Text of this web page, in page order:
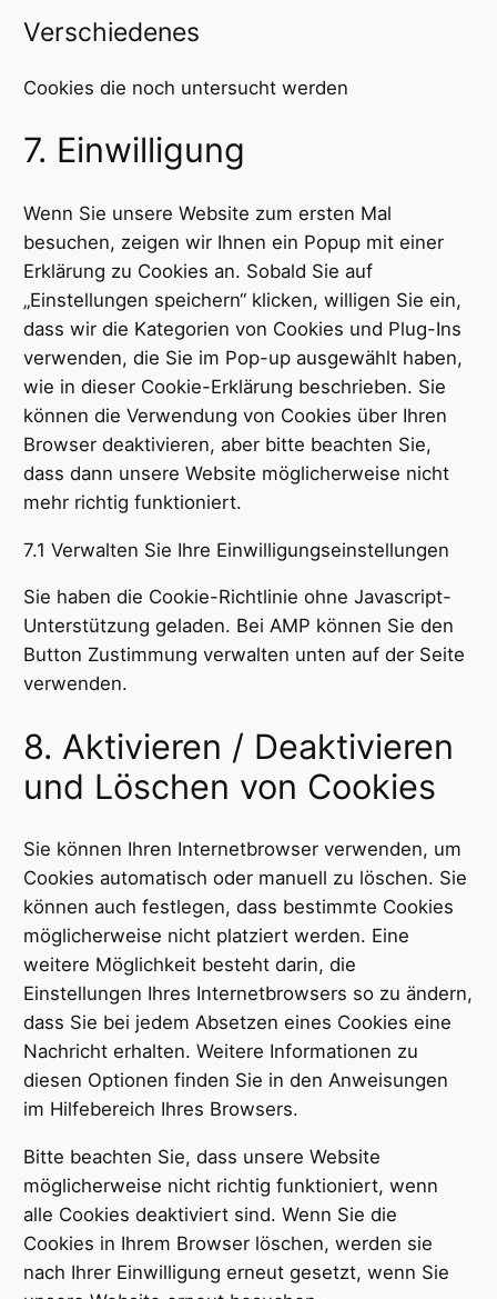
service
Verschiedenes
Cookies die noch untersucht werden
Consent
to
verschiedenes
7. Einwilligung
Wenn Sie unsere Website zum ersten Mal
besuchen, zeigen wir Ihnen ein Popup mit einer
Erklärung zu Cookies an. Sobald Sie auf
„Einstellungen speichern“ klicken, willigen Sie ein,
dass wir die Kategorien von Cookies und Plug-Ins
verwenden, die Sie im Pop-up ausgewählt haben,
wie in dieser Cookie-Erklärung beschrieben. Sie
können die Verwendung von Cookies über Ihren
Browser deaktivieren, aber bitte beachten Sie,
dass dann unsere Website möglicherweise nicht
mehr richtig funktioniert.
7.1 Verwalten Sie Ihre Einwilligungseinstellungen
Sie haben die Cookie-Richtlinie ohne Javascript-
Unterstützung geladen. Bei AMP können Sie den
Button Zustimmung verwalten unten auf der Seite
verwenden.
8. Aktivieren / Deaktivieren
und Löschen von Cookies
Sie können Ihren Internetbrowser verwenden, um
Cookies automatisch oder manuell zu löschen. Sie
können auch festlegen, dass bestimmte Cookies
möglicherweise nicht platziert werden. Eine
weitere Möglichkeit besteht darin, die
Einstellungen Ihres Internetbrowsers so zu ändern,
dass Sie bei jedem Absetzen eines Cookies eine
Nachricht erhalten. Weitere Informationen zu
diesen Optionen finden Sie in den Anweisungen
im Hilfebereich Ihres Browsers.
Bitte beachten Sie, dass unsere Website
möglicherweise nicht richtig funktioniert, wenn
alle Cookies deaktiviert sind. Wenn Sie die
Cookies in Ihrem Browser löschen, werden sie
nach Ihrer Einwilligung erneut gesetzt, wenn Sie